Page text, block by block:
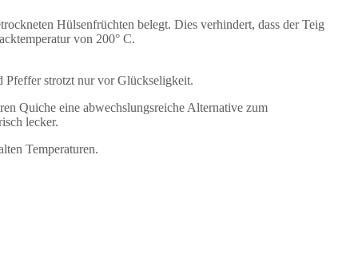
Hülsenfrüchten belegt. Dies verhindert, dass der Teig
von 200° C.
Pfeffer strotzt nur vor Glückseligkeit.
Quiche eine abwechslungsreiche Alternative zum
lecker.
Temperaturen.